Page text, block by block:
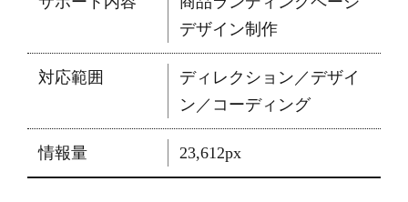
デザイン制作
対応範囲
ディレクション／デザイ
ン／コーディング
情報量 23,612px